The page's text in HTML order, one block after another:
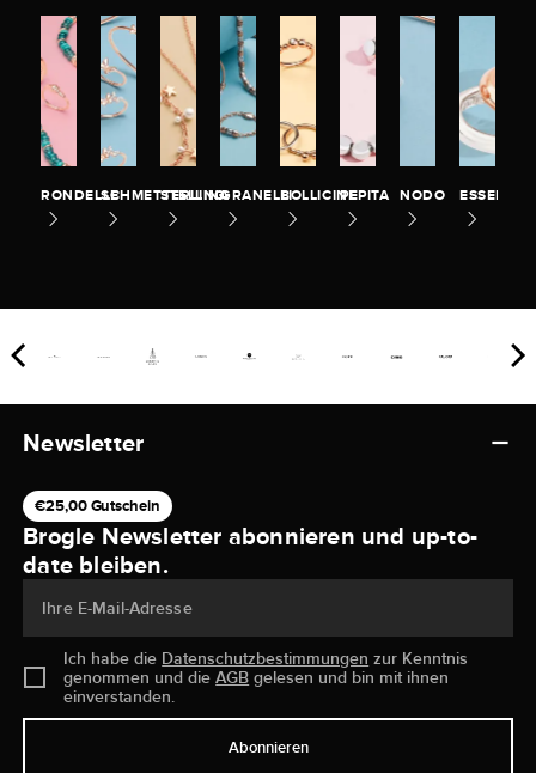
RONDELLESCHMETTERLING
STELLINAGRANELLIBOLLICINEPEPITA NODO
Newsletter
€25,00 Gutschein
Brogle Newsletter abonnieren und up-to-
date bleiben.
Ihre E-Mail-Adresse
Ich habe die Datenschutzbestimmungen zur Kenntnis
genommen und dieAGB gelesen und bin mit ihnen
einverstanden.
Abonnieren